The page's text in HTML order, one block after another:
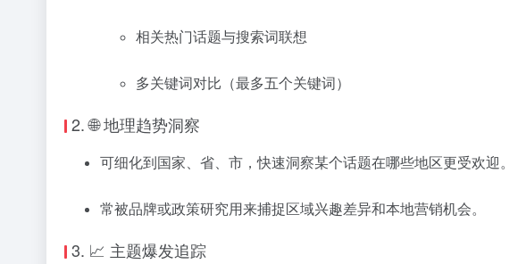
相关热门话题与搜索词联想
多关键词对比（最多五个关键词）
2. 🌐 地理趋势洞察
可细化到国家、省、市，快速洞察某个话题在哪些地区更受欢迎。
常被品牌或政策研究用来捕捉区域兴趣差异和本地营销机会。
3. 📈 主题爆发追踪